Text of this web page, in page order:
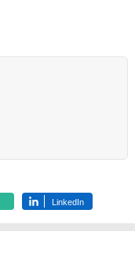
LinkedIn